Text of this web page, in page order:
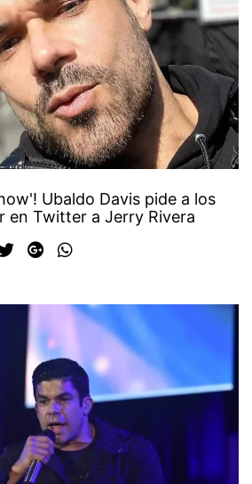
Ubaldo Davis pide a los
en Twitter a Jerry Rivera